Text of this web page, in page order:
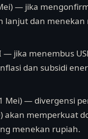
— jika
lanjut dan menekan
jika menembus
dan subsidi
Mei) — divergensi
akan memperkuat
menekan rupiah.